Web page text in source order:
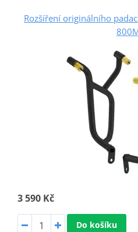
Rozšíření originálního
3 590 Kč
Do košíku